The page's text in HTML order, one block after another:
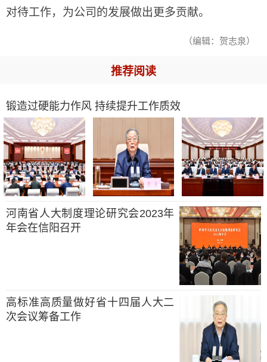
对待工作，为公司的发展做出更多贡献。
（编辑：贺志泉）
推荐阅读
锻造过硬能力作风 持续提升工作质效
河南省人大制度理论研究会2023年
年会在信阳召开
高标准高质量做好省十四届人大二
次会议筹备工作